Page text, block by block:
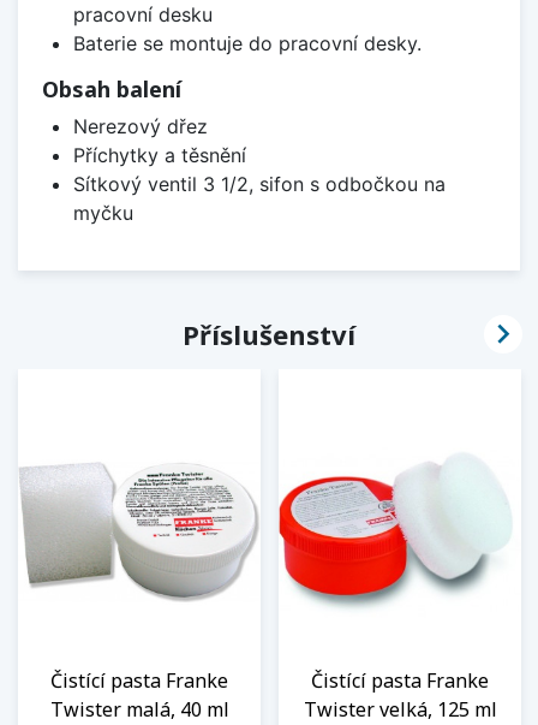
pracovní desku
Baterie se montuje do pracovní desky.
Obsah balení
Nerezový dřez
Příchytky a těsnění
Sítkový ventil 3 1/2, sifon s odbočkou na
myčku
Příslušenství
Čistící pasta Franke
Twister malá, 40 ml
Čistící pasta Franke
Twister velká, 125 ml
